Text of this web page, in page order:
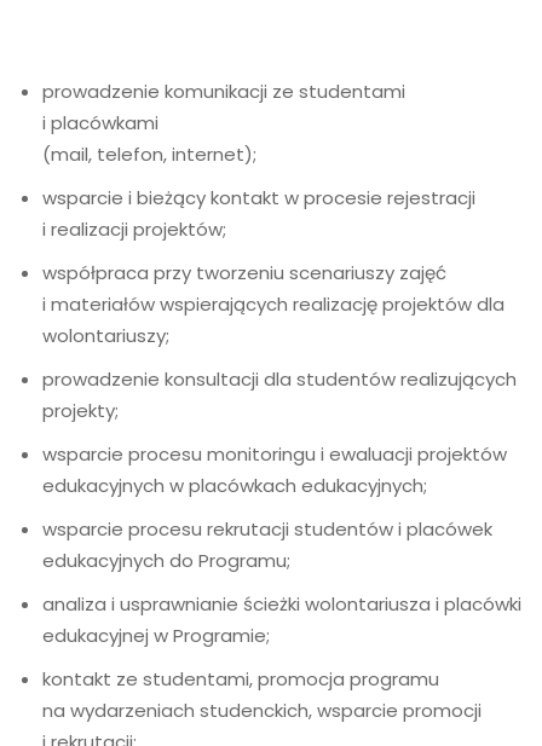
prowadzenie komunikacji ze studentami
i placówkami
(mail, telefon, internet);
wsparcie i bieżący kontakt w procesie rejestracji
i realizacji projektów;
współpraca przy tworzeniu scenariuszy zajęć
i materiałów wspierających realizację projektów dla
wolontariuszy;
prowadzenie konsultacji dla studentów realizujących
projekty;
wsparcie procesu monitoringu i ewaluacji projektów
edukacyjnych w placówkach edukacyjnych;
wsparcie procesu rekrutacji studentów i placówek
edukacyjnych do Programu;
analiza i usprawnianie ścieżki wolontariusza i placówki
edukacyjnej w Programie;
kontakt ze studentami, promocja programu
na wydarzeniach studenckich, wsparcie promocji